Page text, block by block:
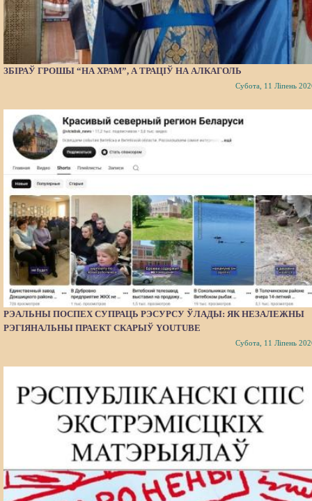
ЗБІРАЎ ГРОШЫ “НА ХРАМ”, А ТРАЦІЎ НА АЛКАГОЛЬ
Субота, 11 Ліпень
РЭАЛЬНЫ ПОСПЕХ СУПРАЦЬ РЭСУРСУ ЎЛАДЫ: ЯК НЕЗАЛЕЖНЫ
РЭГІЯНАЛЬНЫ ПРАЕКТ СКАРЫЎ YOUTUBE
Субота, 11 Ліпень